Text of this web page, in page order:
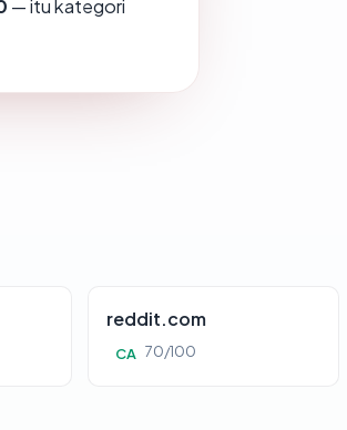
— itu kategori
reddit.com
CA 70/100